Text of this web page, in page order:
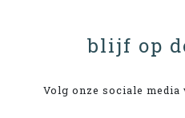
blijf op
Volg onze sociale